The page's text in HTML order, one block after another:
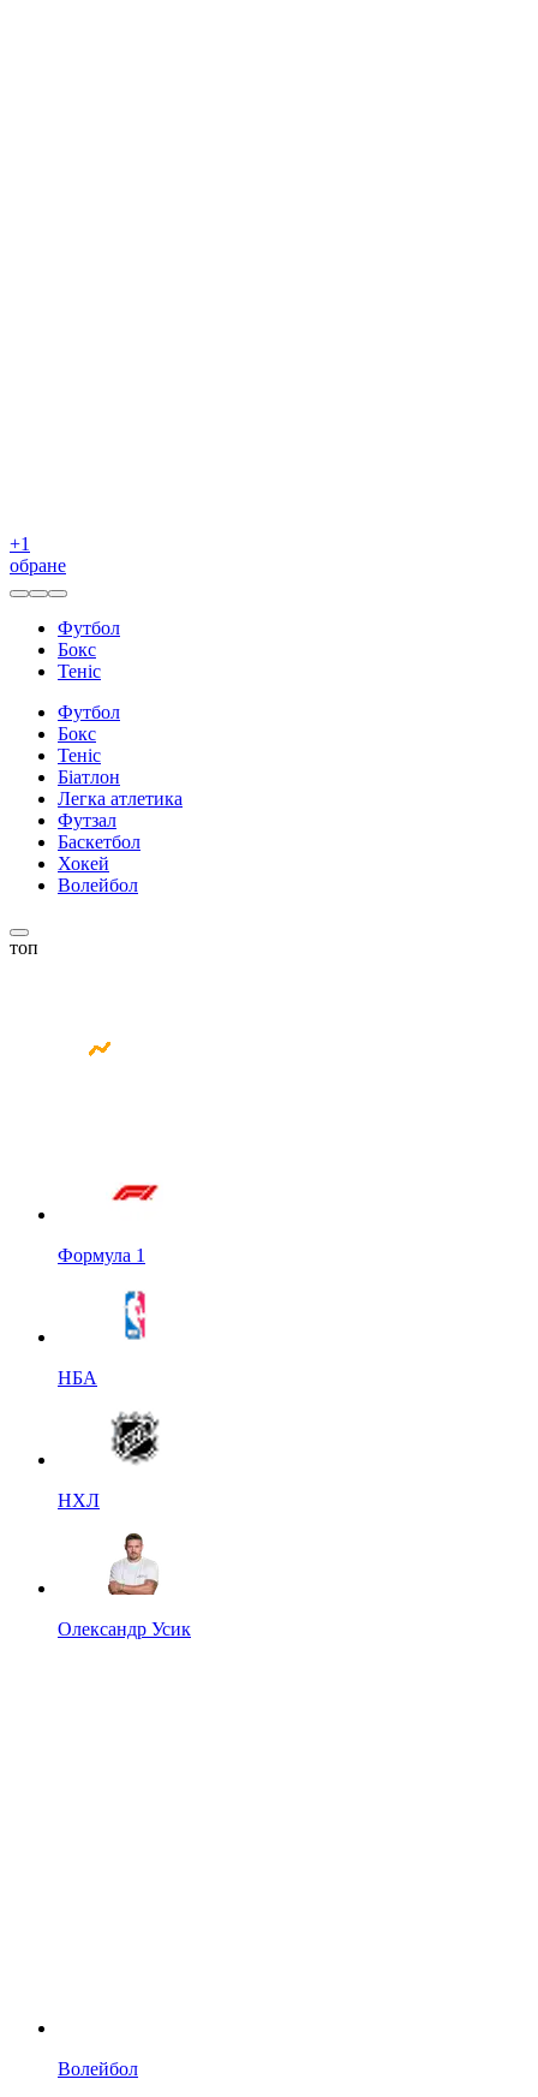
+1
обране
Футбол
Бокс
Теніс
Футбол
Бокс
Теніс
Біатлон
Легка атлетика
Футзал
Баскетбол
Хокей
Волейбол
топ
Формула 1
НБА
НХЛ
Олександр Усик
Волейбол